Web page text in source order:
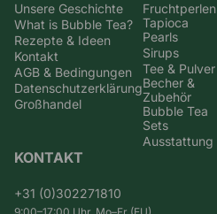
Unsere Geschichte
What is Bubble Tea?
Rezepte & Ideen
Kontakt
AGB & Bedingungen
Datenschutzerklärung
Großhandel
Fruchtperlen
Tapioca
Pearls
Sirups
Tee & Pulver
Becher &
Zubehör
Bubble Tea
Sets
Ausstattung
KONTAKT
+31 (0)302271810